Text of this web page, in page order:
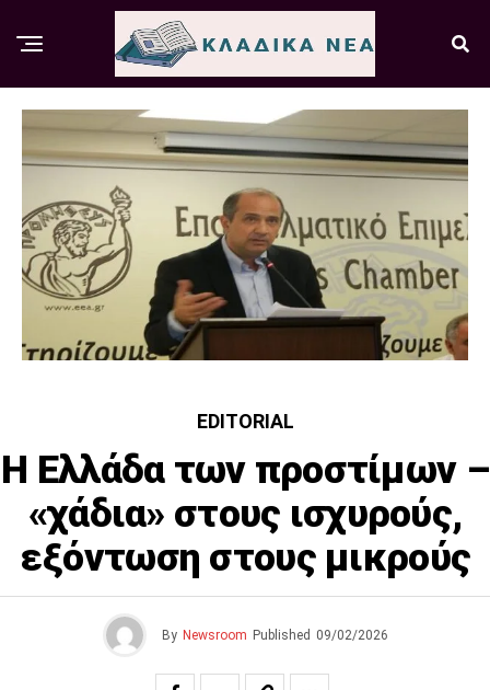
EDITORIAL
Η Ελλάδα των προστίμων –
«χάδια» στους ισχυρούς,
εξόντωση στους μικρούς
By Newsroom Published 09/02/2026